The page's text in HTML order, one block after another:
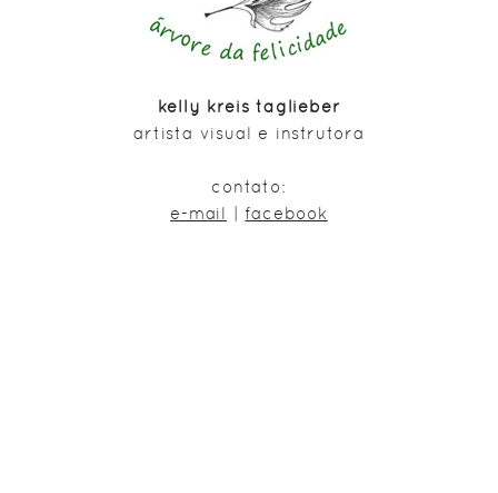
kelly kreis taglieber
artista visual e instrutora
contato:
e-mail
facebook